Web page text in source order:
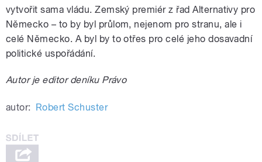
vytvořit sama vládu. Zemský premiér z řad Alternativy pro
Německo – to by byl průlom, nejenom pro stranu, ale i
celé Německo. A byl by to otřes pro celé jeho dosavadní
politické uspořádání.
Autor je editor deníku Právo
autor: Robert Schuster